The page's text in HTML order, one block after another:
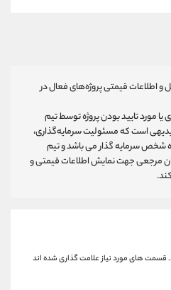
اطلاعات قیمتی پروژه‌های فعال در
مورد تایید بودن پروژه توسط تیم
است که مسئولیت سرمایه‌گذاری،
شخص سرمایه گذار می باشد و تیم
مرجعی جهت نمایش اطلاعات قیمتی و
قسمت های مورد نیاز علامت گذاری شده اند